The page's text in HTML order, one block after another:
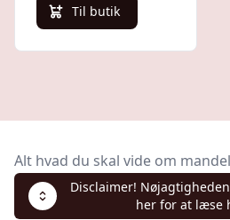
Til butik
Alt hvad du skal vide om
Disclaimer!
her for at læse